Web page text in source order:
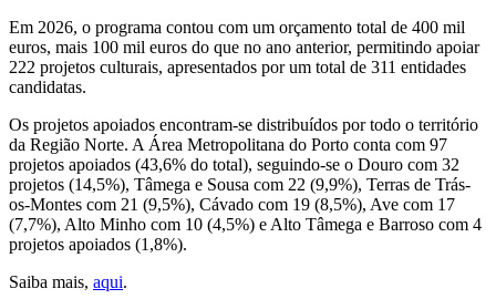
Em 2026, o programa contou com um orçamento total de 400 mil
euros, mais 100 mil euros do que no ano anterior, permitindo apoiar
222 projetos culturais, apresentados por um total de 311 entidades
candidatas.
Os projetos apoiados encontram-se distribuídos por todo o território
da Região Norte. A Área Metropolitana do Porto conta com 97
projetos apoiados (43,6% do total), seguindo-se o Douro com 32
projetos (14,5%), Tâmega e Sousa com 22 (9,9%), Terras de Trás-
os-Montes com 21 (9,5%), Cávado com 19 (8,5%), Ave com 17
(7,7%), Alto Minho com 10 (4,5%) e Alto Tâmega e Barroso com 4
projetos apoiados (1,8%).
Saiba mais, aqui.